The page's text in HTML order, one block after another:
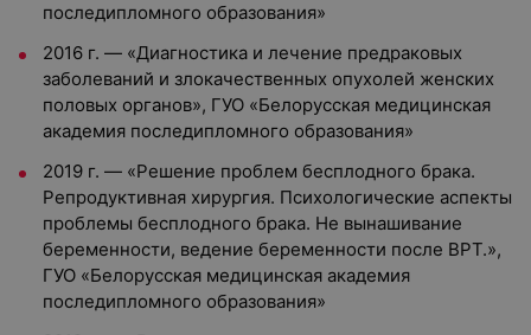
последипломного образования»
2016 г. — «Диагностика и лечение предраковых
заболеваний и злокачественных опухолей женских
половых органов», ГУО «Белорусская медицинская
академия последипломного образования»
2019 г. — «Решение проблем бесплодного брака.
Репродуктивная хирургия. Психологические аспекты
проблемы бесплодного брака. Не вынашивание
беременности, ведение беременности после ВРТ.»,
ГУО «Белорусская медицинская академия
последипломного образования»